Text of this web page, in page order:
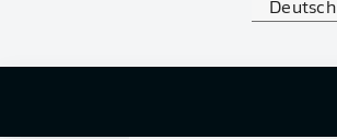
Deutsch